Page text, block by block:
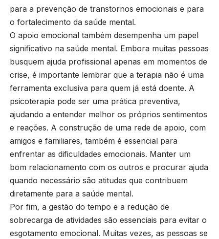
para a prevenção de transtornos emocionais e para
o fortalecimento da saúde mental.
O apoio emocional também desempenha um papel
significativo na saúde mental. Embora muitas pessoas
busquem ajuda profissional apenas em momentos de
crise, é importante lembrar que a terapia não é uma
ferramenta exclusiva para quem já está doente. A
psicoterapia pode ser uma prática preventiva,
ajudando a entender melhor os próprios sentimentos
e reações. A construção de uma rede de apoio, com
amigos e familiares, também é essencial para
enfrentar as dificuldades emocionais. Manter um
bom relacionamento com os outros e procurar ajuda
quando necessário são atitudes que contribuem
diretamente para a saúde mental.
Por fim, a gestão do tempo e a redução de
sobrecarga de atividades são essenciais para evitar o
esgotamento emocional. Muitas vezes, as pessoas se